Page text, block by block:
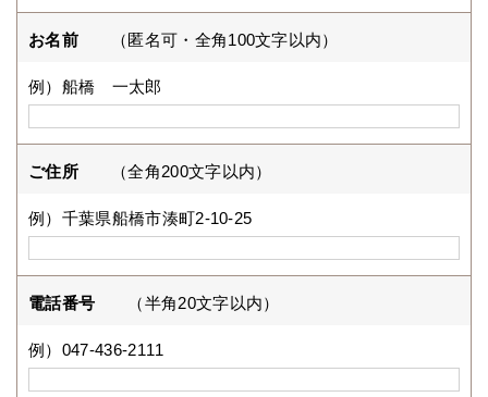
お名前 （匿名可・全角100文字以内）
例）船橋 一太郎
ご住所 （全角200文字以内）
例）千葉県船橋市湊町2-10-25
電話番号 （半角20文字以内）
例）047-436-2111